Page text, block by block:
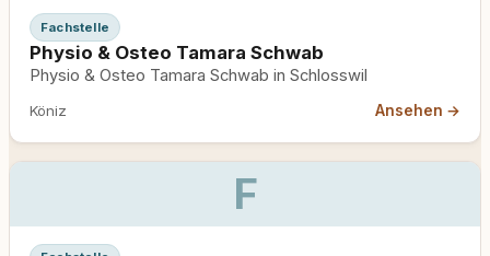
Fachstelle
Physio & Osteo Tamara Schwab
Physio & Osteo Tamara Schwab in Schlosswil
Köniz Ansehen →
F